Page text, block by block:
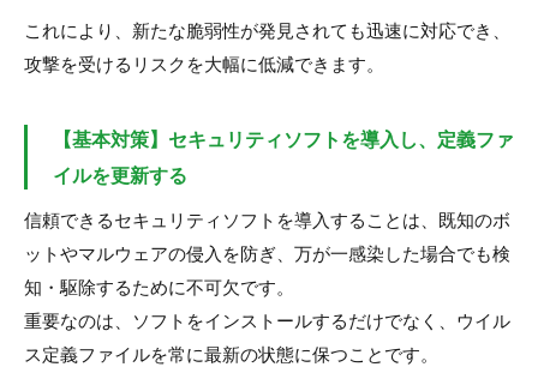
これにより、新たな脆弱性が発見されても迅速に対応でき、
攻撃を受けるリスクを大幅に低減できます。
【基本対策】セキュリティソフトを導入し、定義ファ
イルを更新する
信頼できるセキュリティソフトを導入することは、既知のボ
ットやマルウェアの侵入を防ぎ、万が一感染した場合でも検
知・駆除するために不可欠です。
重要なのは、ソフトをインストールするだけでなく、ウイル
ス定義ファイルを常に最新の状態に保つことです。